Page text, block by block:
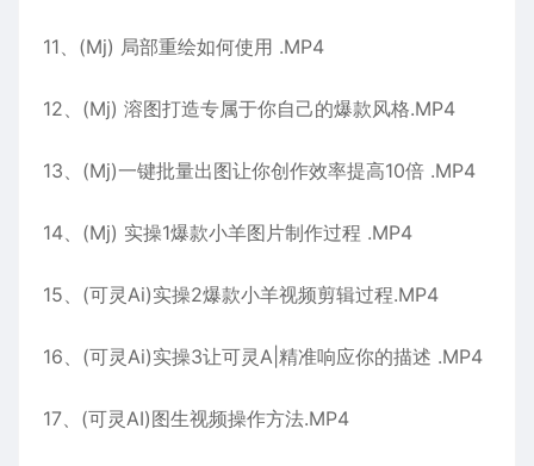
11、(Mj) 局部重绘如何使用 .MP4
12、(Mj) 溶图打造专属于你自己的爆款风格.MP4
13、(Mj)一键批量出图让你创作效率提高10倍 .MP4
14、(Mj) 实操1爆款小羊图片制作过程 .MP4
15、(可灵Ai)实操2爆款小羊视频剪辑过程.MP4
16、(可灵Ai)实操3让可灵A|精准响应你的描述 .MP4
17、(可灵AI)图生视频操作方法.MP4